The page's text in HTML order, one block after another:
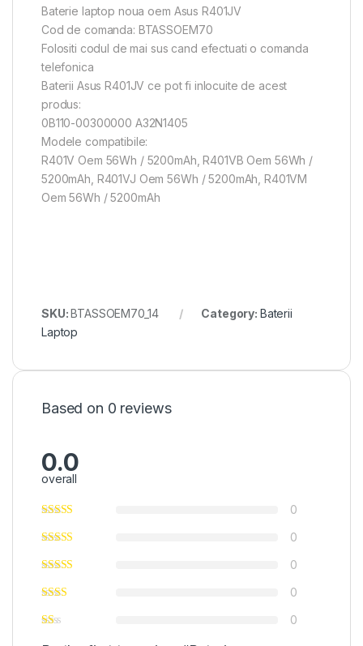
Baterie laptop noua oem Asus R401JV
Cod de comanda: BTASSOEM70
Folositi codul de mai sus cand efectuati o comanda
telefonica
Baterii Asus R401JV ce pot fi inlocuite de acest
produs:
0B110-00300000 A32N1405
Modele compatibile:
R401V Oem 56Wh / 5200mAh, R401VB Oem 56Wh /
5200mAh, R401VJ Oem 56Wh / 5200mAh, R401VM
Oem 56Wh / 5200mAh
SKU:BTASSOEM70_14 Category: Baterii
Laptop
Based on 0 reviews
0.0
overall
0
0
0
0
0